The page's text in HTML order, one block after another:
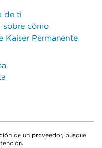
de ti
sobre cómo
Kaiser Permanente
de un proveedor, busque